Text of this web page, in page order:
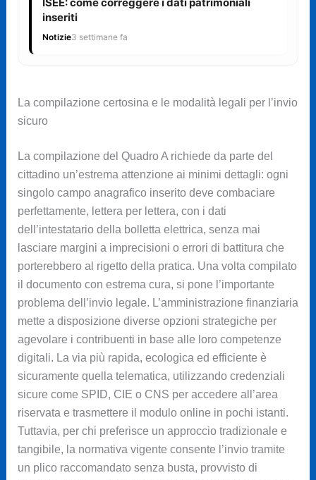
ISEE: come correggere i dati patrimoniali
inseriti
Notizie3 settimane fa
La compilazione certosina e le modalità legali per l’invio
sicuro
La compilazione del Quadro A richiede da parte del
cittadino un’estrema attenzione ai minimi dettagli: ogni
singolo campo anagrafico inserito deve combaciare
perfettamente, lettera per lettera, con i dati
dell’intestatario della bolletta elettrica, senza mai
lasciare margini a imprecisioni o errori di battitura che
porterebbero al rigetto della pratica. Una volta compilato
il documento con estrema cura, si pone l’importante
problema dell’invio legale. L’amministrazione finanziaria
mette a disposizione diverse opzioni strategiche per
agevolare i contribuenti in base alle loro competenze
digitali. La via più rapida, ecologica ed efficiente è
sicuramente quella telematica, utilizzando credenziali
sicure come SPID, CIE o CNS per accedere all’area
riservata e trasmettere il modulo online in pochi istanti.
Tuttavia, per chi preferisce un approccio tradizionale e
tangibile, la normativa vigente consente l’invio tramite
un plico raccomandato senza busta, provvisto di